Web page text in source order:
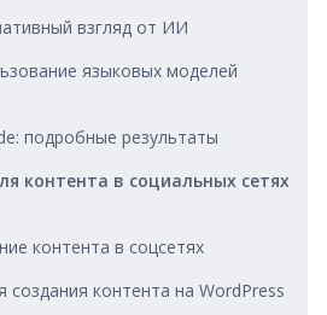
взгляд от ИИ
языковых моделей
подробные результаты
контента в социальных сетях
контента в соцсетях
создания контента на WordPress